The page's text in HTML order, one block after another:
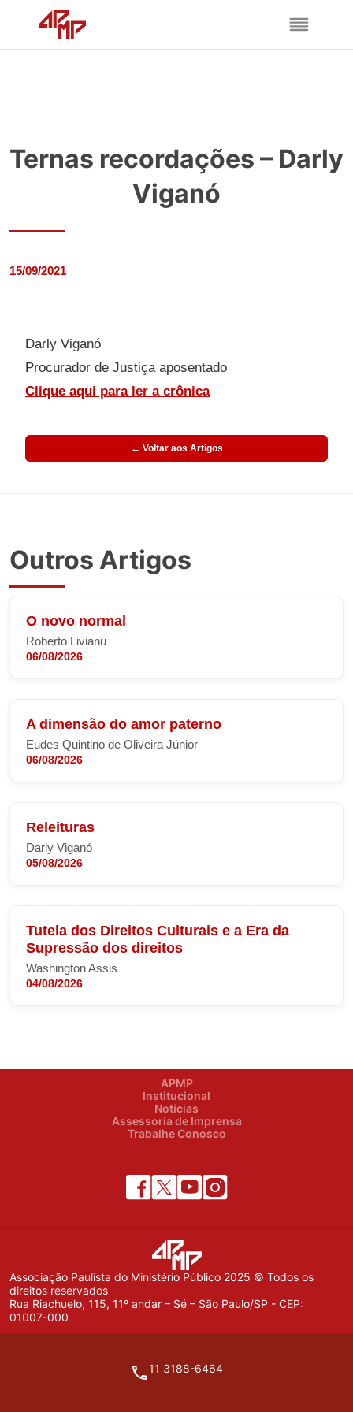
Ternas recordações – Darly
Viganó
15/09/2021
Darly Viganó
Procurador de Justiça aposentado
Clique aqui para ler a crônica
← Voltar aos Artigos
Outros Artigos
O novo normal
Roberto Livianu
06/08/2026
A dimensão do amor paterno
Eudes Quintino de Oliveira Júnior
06/08/2026
Releituras
Darly Viganó
05/08/2026
Tutela dos Direitos Culturais e a Era da
Supressão dos direitos
Washington Assis
04/08/2026
APMP
Institucional
Notícias
Assessoria de Imprensa
Trabalhe Conosco
Associação Paulista do Ministério Público 2025 © Todos os
direitos reservados
Rua Riachuelo, 115, 11º andar – Sé – São Paulo/SP - CEP:
01007-000
11 3188-6464